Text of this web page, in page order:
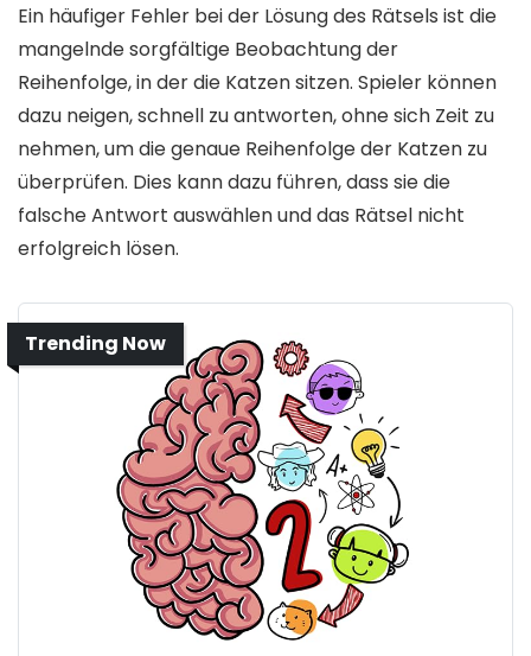
Ein häufiger Fehler bei der Lösung des Rätsels ist die
mangelnde sorgfältige Beobachtung der
Reihenfolge, in der die Katzen sitzen. Spieler können
dazu neigen, schnell zu antworten, ohne sich Zeit zu
nehmen, um die genaue Reihenfolge der Katzen zu
überprüfen. Dies kann dazu führen, dass sie die
falsche Antwort auswählen und das Rätsel nicht
erfolgreich lösen.
Trending Now